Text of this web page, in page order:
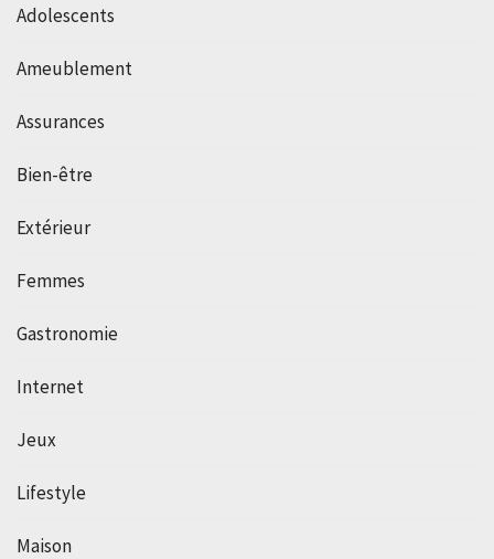
Adolescents
Ameublement
Assurances
Bien-être
Extérieur
Femmes
Gastronomie
Internet
Jeux
Lifestyle
Maison